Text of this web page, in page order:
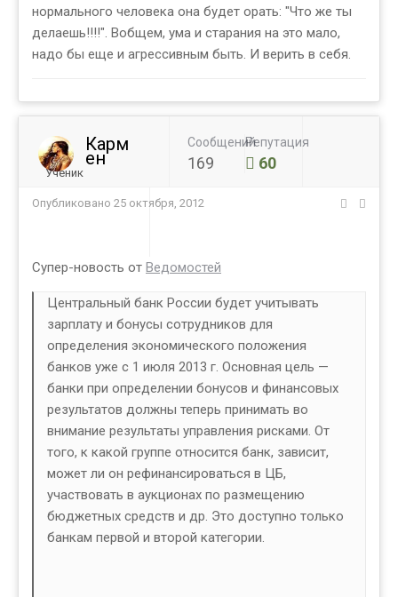
нормального человека она будет орать: "Что же ты
делаешь!!!!". Вобщем, ума и старания на это мало,
надо бы еще и агрессивным быть. И верить в себя.
Карм
ен
Ученик
Сообщений
169
Репутация
60
Опубликовано 25 октября, 2012
Супер-новость от Ведомостей
Центральный банк России будет учитывать
зарплату и бонусы сотрудников для
определения экономического положения
банков уже с 1 июля 2013 г. Основная цель —
банки при определении бонусов и финансовых
результатов должны теперь принимать во
внимание результаты управления рисками. От
того, к какой группе относится банк, зависит,
может ли он рефинансироваться в ЦБ,
участвовать в аукционах по размещению
бюджетных средств и др. Это доступно только
банкам первой и второй категории.